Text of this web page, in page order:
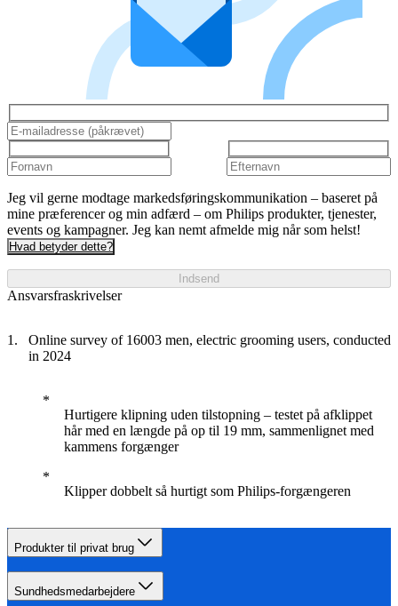
Jeg vil gerne modtage markedsføringskommunikation – baseret på
mine præferencer og min adfærd – om Philips produkter, tjenester,
events og kampagner. Jeg kan nemt afmelde mig når som helst!
Hvad betyder dette?
Indsend
Ansvarsfraskrivelser
Online survey of 16003 men, electric grooming users, conducted
in 2024
Hurtigere klipning uden tilstopning – testet på afklippet
hår med en længde på op til 19 mm, sammenlignet med
kammens forgænger
Klipper dobbelt så hurtigt som Philips-forgængeren
Produkter til privat brug
Sundhedsmedarbejdere